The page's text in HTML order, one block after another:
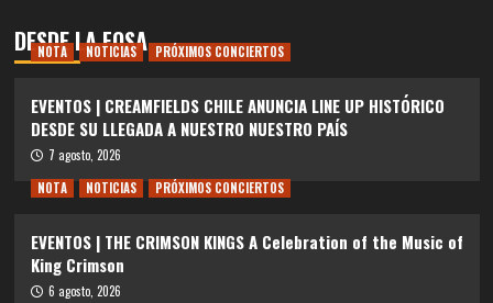
DESDE LA FOSA
NOTA NOTICIAS PRÓXIMOS CONCIERTOS
EVENTOS | CREAMFIELDS CHILE ANUNCIA LINE UP HISTÓRICO
DESDE SU LLEGADA A NUESTRO NUESTRO PAÍS
7 agosto, 2026
NOTA
NOTICIAS PRÓXIMOS CONCIERTOS
EVENTOS | THE CRIMSON KINGS A Celebration of the Music of
King Crimson
6 agosto, 2026